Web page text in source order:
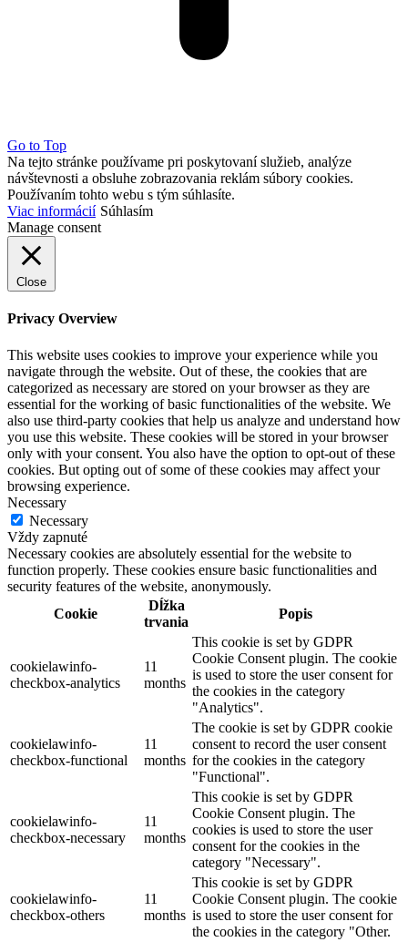
Go to Top
Na tejto stránke používame pri poskytovaní služieb, analýze
návštevnosti a obsluhe zobrazovania reklám súbory cookies.
Používaním tohto webu s tým súhlasíte.
Viac informácií Súhlasím
Manage consent
Close
Privacy Overview
This website uses cookies to improve your experience while you
navigate through the website. Out of these, the cookies that are
categorized as necessary are stored on your browser as they are
essential for the working of basic functionalities of the website. We
also use third-party cookies that help us analyze and understand how
you use this website. These cookies will be stored in your browser
only with your consent. You also have the option to opt-out of these
cookies. But opting out of some of these cookies may affect your
browsing experience.
Necessary
Necessary
Vždy zapnuté
Necessary cookies are absolutely essential for the website to
function properly. These cookies ensure basic functionalities and
security features of the website, anonymously.
Cookie
Dĺžka
trvania
Popis
cookielawinfo-
checkbox-analytics
11
months
This cookie is set by GDPR
Cookie Consent plugin. The cookie
is used to store the user consent for
the cookies in the category
"Analytics".
cookielawinfo-
checkbox-functional
11
months
The cookie is set by GDPR cookie
consent to record the user consent
for the cookies in the category
"Functional".
cookielawinfo-
checkbox-necessary
11
months
This cookie is set by GDPR
Cookie Consent plugin. The
cookies is used to store the user
consent for the cookies in the
category "Necessary".
cookielawinfo-
checkbox-others
11
months
This cookie is set by GDPR
Cookie Consent plugin. The cookie
is used to store the user consent for
the cookies in the category "Other.